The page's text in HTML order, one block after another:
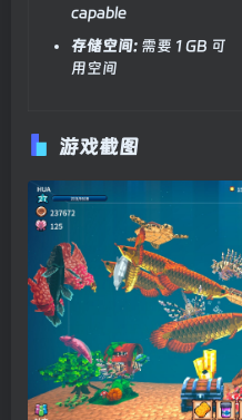
capable
存储空间: 需要 1 GB 可
用空间
游戏截图